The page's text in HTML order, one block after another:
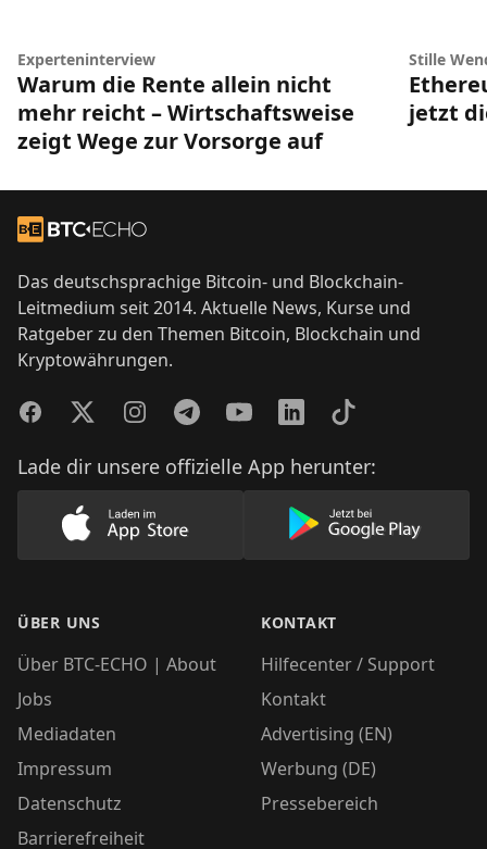
Experteninterview
Warum die Rente allein nicht
mehr reicht – Wirtschaftsweise
zeigt Wege zur Vorsorge auf
Stille
jetzt
Zur Startseite
Das deutschsprachige Bitcoin- und Blockchain-
Leitmedium seit 2014. Aktuelle News, Kurse und
Ratgeber zu den Themen Bitcoin, Blockchain und
Kryptowährungen.
FacebookTwitterInstagramTelegramYouTubeLinkedInTikTok
Lade dir unsere offizielle App herunter:
Lade unsere App im AppStore herunter
Lade unsere
ÜBER UNS
Über BTC-ECHO | About
Jobs
Mediadaten
Impressum
Datenschutz
Barrierefreiheit
KONTAKT
Hilfecenter / Support
Kontakt
Advertising (EN)
Werbung (DE)
Pressebereich